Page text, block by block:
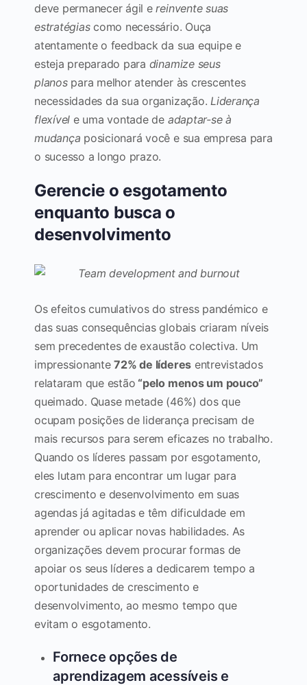
deve permanecer ágil ereinvente suas
estratégiascomo necessário. Ouça
atentamente o feedback da sua equipe e
esteja preparado para dinamize seus
planospara melhor atender às crescentes
necessidades da sua organização. Liderança
flexível e uma vontade de adaptar-se à
mudança posicionará você e sua empresa para
o sucesso a longo prazo.
Gerencie o esgotamento
enquanto busca o
desenvolvimento
Os efeitos cumulativos do stress pandémico e
das suas consequências globais criaram níveis
sem precedentes de exaustão colectiva. Um
impressionante72% de líderes entrevistados
relataram que estão “pelo menos um pouco”
queimado. Quase metade (46%) dos que
ocupam posições de liderança precisam de
mais recursos para serem eficazes no trabalho.
Quando os líderes passam por esgotamento,
eles lutam para encontrar um lugar para
crescimento e desenvolvimento em suas
agendas já agitadas e têm dificuldade em
aprender ou aplicar novas habilidades. As
organizações devem procurar formas de
apoiar os seus líderes a dedicarem tempo a
oportunidades de crescimento e
desenvolvimento, ao mesmo tempo que
evitam o esgotamento.
Fornece opções de
aprendizagem acessíveis e